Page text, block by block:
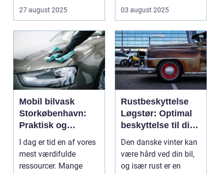
27 august 2025
forlænge...
03 august 2025
Mobil bilvask
Storkøbenhavn:
Praktisk og
effektiv bilpleje
I dag er tid en af vores
mest værdifulde
ressourcer. Mange
Rustbeskyttelse
Løgstør: Optimal
beskyttelse til din
bil
Den danske vinter kan
være hård ved din bil,
og især rust er en